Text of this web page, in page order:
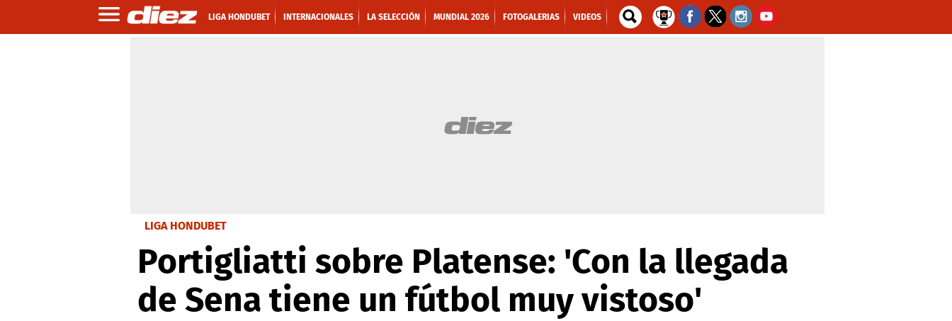
LIGA HONDUBET INTERNACIONALES LA SELECCIÓN MUNDIAL 2026 FOTOGALERIAS VIDEOS
LIGA HONDUBET
Portigliatti sobre Platense: 'Con la llegada
de Sena tiene un fútbol muy vistoso'